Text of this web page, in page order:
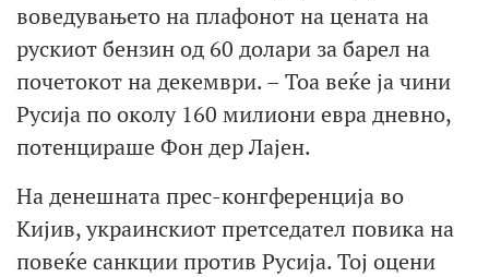
воведувањето на плафонот на цената на
рускиот бензин од 60 долари за барел на
почетокот на декември. – Тоа веќе ја чини
Русија по околу 160 милиони евра дневно,
потенцираше Фон дер Лајен.
На денешната прес-конгференција во
Кијив, украинскиот претседател повика на
повеќе санкции против Русија. Тој оцени